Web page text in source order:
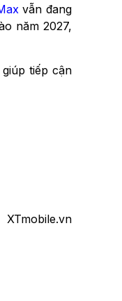
vẫn đang
năm 2027,
tiếp cận
XTmobile.vn